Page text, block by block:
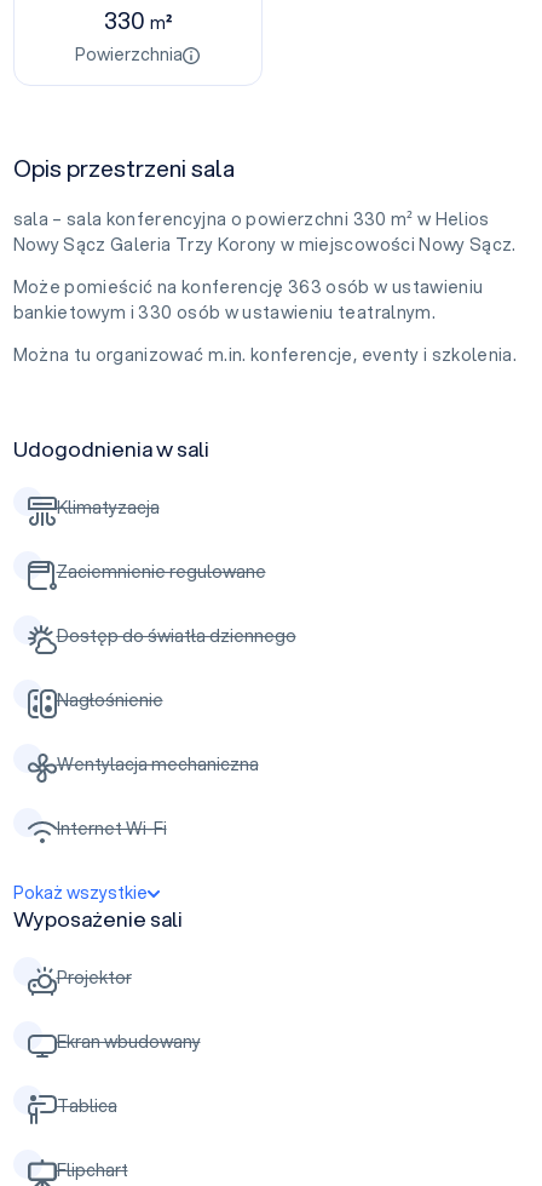
330 m²
Powierzchnia
Opis przestrzeni sala
sala – sala konferencyjna o powierzchni 330 m² w Helios
Nowy Sącz Galeria Trzy Korony w miejscowości Nowy Sącz.
Może pomieścić na konferencję 363 osób w ustawieniu
bankietowym i 330 osób w ustawieniu teatralnym.
Można tu organizować m.in. konferencje, eventy i szkolenia.
Udogodnienia w sali
Klimatyzacja
Zaciemnienie regulowane
Dostęp do światła dziennego
Nagłośnienie
Wentylacja mechaniczna
Internet Wi-Fi
Pokaż wszystkie
Wyposażenie sali
Projektor
Ekran wbudowany
Tablica
Flipchart